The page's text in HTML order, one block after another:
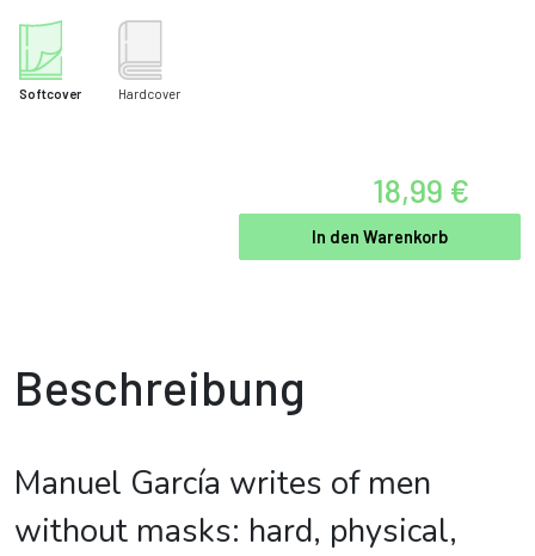
Softcover Hardcover
18,99 €
In den Warenkorb
Beschreibung
Manuel García writes of men
without masks: hard, physical,